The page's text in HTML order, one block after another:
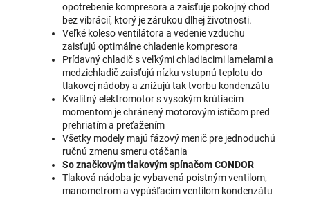
opotrebenie kompresora a zaisťuje pokojný chod
bez vibrácií, ktorý je zárukou dlhej životnosti.
Veľké koleso ventilátora a vedenie vzduchu
zaisťujú optimálne chladenie kompresora
Prídavný chladič s veľkými chladiacimi lamelami a
medzichladič zaisťujú nízku vstupnú teplotu do
tlakovej nádoby a znižujú tak tvorbu kondenzátu
Kvalitný elektromotor s vysokým krútiacim
momentom je chránený motorovým ističom pred
prehriatím a preťažením
Všetky modely majú fázový menič pre jednoduchú
ručnú zmenu smeru otáčania
So značkovým tlakovým spínačom CONDOR
Tlaková nádoba je vybavená poistným ventilom,
manometrom a vypúšťacím ventilom kondenzátu